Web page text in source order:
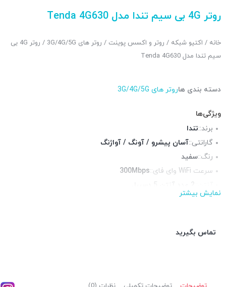
روتر 4G بی سیم تندا مدل Tenda 4G630
خانه / اکتیو شبکه / روتر و اکسس پوینت / روتر های 3G/4G/5G
/ روتر 4G بی
سیم تندا مدل Tenda 4G630
دسته بندی هاروتر های 3G/4G/5G
ویژگی‌ها
برند::تندا
گارانتی::آسان پیشرو / آونگ / آواژنگ
رنگ::سفید
سرعت WiFi وای فای::
300Mbps
استانداردها::
پورت USB ::
نمایش بیشتر
تماس بگیرید